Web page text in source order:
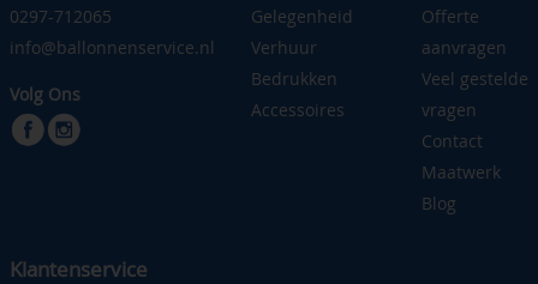
0297-712065
info@ballonnenservice.nl
Volg Ons
Gelegenheid
Verhuur
Bedrukken
Accessoires
Offerte
aanvragen
Veel gestelde
vragen
Contact
Maatwerk
Blog
Klantenservice